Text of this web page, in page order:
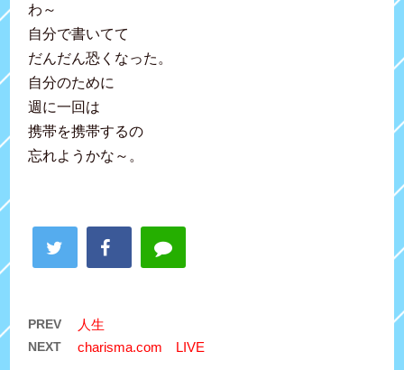
わ～
自分で書いてて
だんだん恐くなった。
自分のために
週に一回は
携帯を携帯するの
忘れようかな～。
PREV 人生
NEXT charisma.com LIVE